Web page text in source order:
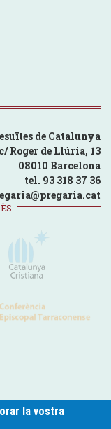
de Catalunya
c/ Roger de Llúria, 13
08010 Barcelona
tel. 93 318 37 36
la vostra